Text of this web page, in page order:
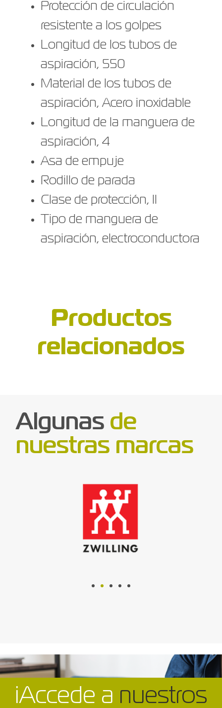
Protección de circulación
resistente a los golpes
Longitud de los tubos de
aspiración, 550
Material de los tubos de
aspiración, Acero inoxidable
Longitud de la manguera de
aspiración, 4
Asa de empuje
Rodillo de parada
Clase de protección, II
Tipo de manguera de
aspiración, electroconductora
Productos
relacionados
Algunas de
nuestras marcas
¡Accede a nuestros